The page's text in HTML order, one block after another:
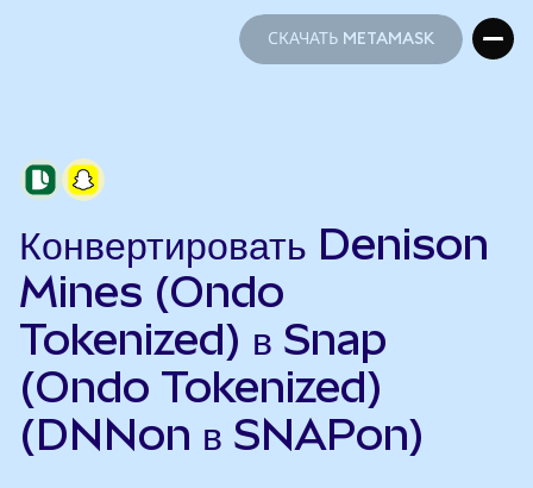
СКАЧАТЬ METAMASK
Конвертировать Denison
Mines (Ondo
Tokenized) в Snap
(Ondo Tokenized)
(DNNon в SNAPon)